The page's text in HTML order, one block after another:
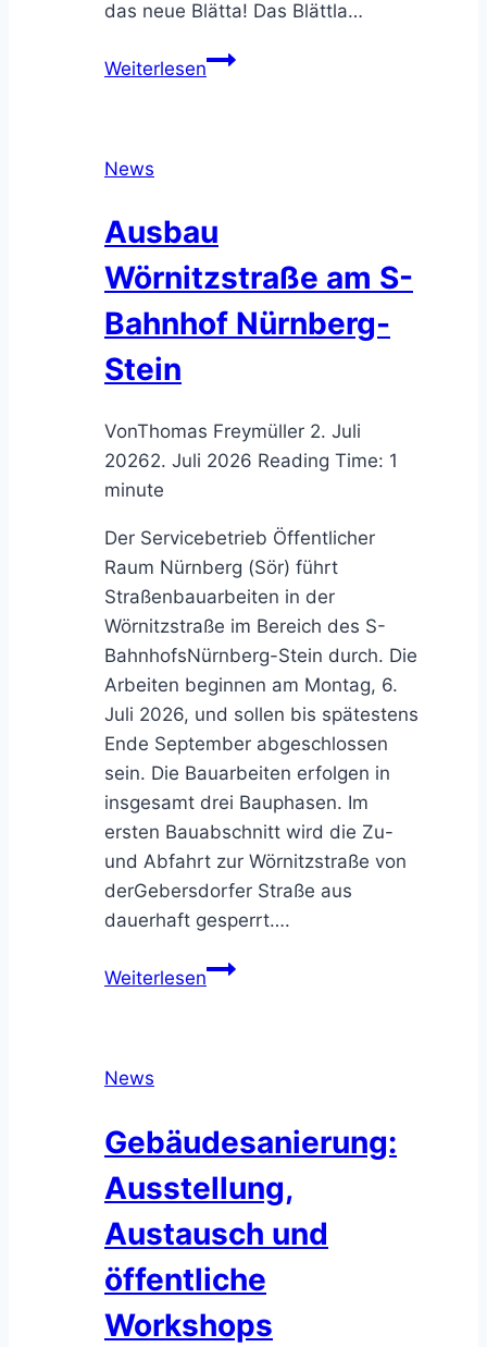
das neue Blätta! Das Blättla…
WeiterlesenAktuelles
News
Ausbau
Wörnitzstraße am S-
Bahnhof Nürnberg-
Stein
VonThomas Freymüller 2. Juli
20262. Juli 2026 Reading Time: 1
minute
Der Servicebetrieb Öffentlicher
Raum Nürnberg (Sör) führt
Straßenbauarbeiten in der
Wörnitzstraße im Bereich des S-
BahnhofsNürnberg-Stein durch. Die
Arbeiten beginnen am Montag, 6.
Juli 2026, und sollen bis spätestens
Ende September abgeschlossen
sein. Die Bauarbeiten erfolgen in
insgesamt drei Bauphasen. Im
ersten Bauabschnitt wird die Zu-
und Abfahrt zur Wörnitzstraße von
derGebersdorfer Straße aus
dauerhaft gesperrt….
WeiterlesenAusbau
Stein
News
Gebäudesanierung:
Ausstellung,
Austausch und
öffentliche
Workshops